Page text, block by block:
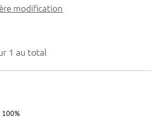
1 au total
100%
modification